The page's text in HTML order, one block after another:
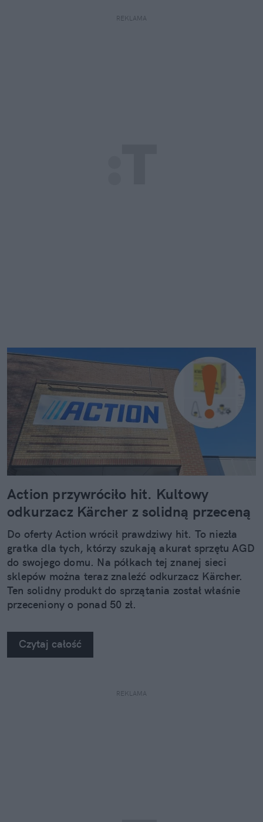
REKLAMA
Action przywróciło hit. Kultowy
odkurzacz Kärcher z solidną przeceną
Do oferty Action wrócił prawdziwy hit. To niezła
gratka dla tych, którzy szukają akurat sprzętu AGD
do swojego domu. Na półkach tej znanej sieci
sklepów można teraz znaleźć odkurzacz Kärcher.
Ten solidny produkt do sprzątania został właśnie
przeceniony o ponad 50 zł.
Czytaj całość
REKLAMA